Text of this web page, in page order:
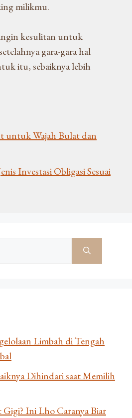
milikmu.
kesulitan untuk
gara-gara hal
itu, sebaiknya lebih
untuk Wajah Bulat dan
Investasi Obligasi Sesuai
Limbah di Tengah
Dihindari saat Memilih
Gigi? Ini Lho Caranya Biar